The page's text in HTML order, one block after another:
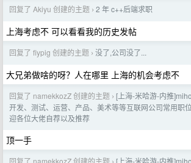
回复了 Akiyu 创建的主题 › 2 年 c++后端求职
上海考虑不 可以看看我的历史发帖
回复了 fiypig 创建的主题 › 没了,公司没了...
大兄弟做啥的呀？人在哪里 上海的机会考虑不
回复了 namekkozZ 创建的主题 › [上海-米哈游-内推
开发、测试、运营、产品、美术等等互联网公司常用职
迎各位大佬自荐以及推荐
顶一手
回复了 namekkozZ 创建的主题 [上海-米哈游-内推